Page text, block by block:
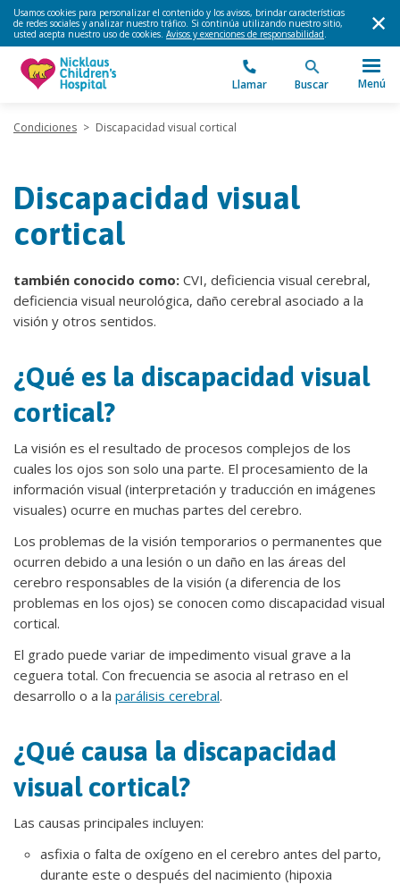
Usamos cookies para personalizar el contenido y los avisos, brindar características
de redes sociales y analizar nuestro tráfico. Si continúa utilizando nuestro sitio,
usted acepta nuestro uso de cookies. Avisos y exenciones de responsabilidad.
Llamar Buscar Menú
Condiciones > Discapacidad visual cortical
Discapacidad visual
cortical
también conocido como: CVI, deficiencia visual cerebral,
deficiencia visual neurológica, daño cerebral asociado a la
visión y otros sentidos.
¿Qué es la discapacidad visual
cortical?
La visión es el resultado de procesos complejos de los
cuales los ojos son solo una parte. El procesamiento de la
información visual (interpretación y traducción en imágenes
visuales) ocurre en muchas partes del cerebro.
Los problemas de la visión temporarios o permanentes que
ocurren debido a una lesión o un daño en las áreas del
cerebro responsables de la visión (a diferencia de los
problemas en los ojos) se conocen como discapacidad visual
cortical.
El grado puede variar de impedimento visual grave a la
ceguera total. Con frecuencia se asocia al retraso en el
desarrollo o a la parálisis cerebral.
¿Qué causa la discapacidad
visual cortical?
Las causas principales incluyen:
asfixia o falta de oxígeno en el cerebro antes del parto,
durante este o después del nacimiento (hipoxia